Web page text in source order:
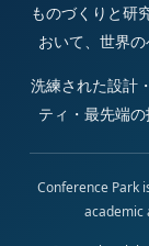
ものづくりと研
おいて、世界
洗練された設計
ティ・最先端
Conference Park
academic